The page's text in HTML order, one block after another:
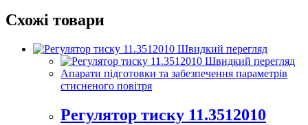
Схожі товари
Швидкий перегляд
Швидкий перегляд
Апарати підготовки та забезпечення параметрів
стисненого повітря
Регулятор тиску 11.3512010